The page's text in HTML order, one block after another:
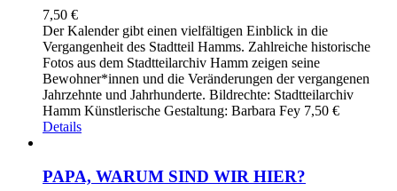
7,50 €
Der Kalender gibt einen vielfältigen Einblick in die
Vergangenheit des Stadtteil Hamms. Zahlreiche historische
Fotos aus dem Stadtteilarchiv Hamm zeigen seine
Bewohner*innen und die Veränderungen der vergangenen
Jahrzehnte und Jahrhunderte. Bildrechte: Stadtteilarchiv
Hamm Künstlerische Gestaltung: Barbara Fey 7,50 €
Details
PAPA, WARUM SIND WIR HIER?